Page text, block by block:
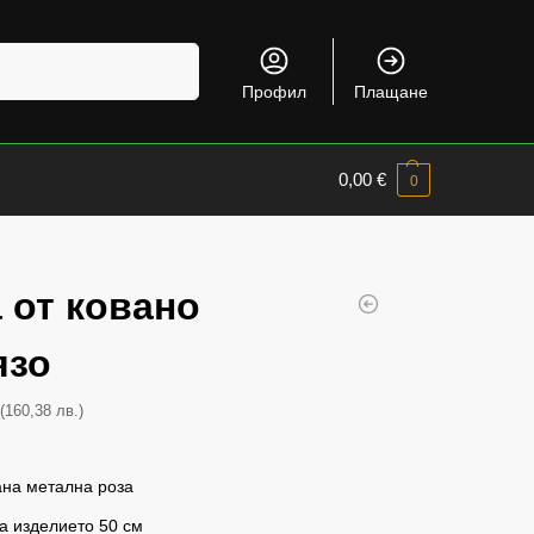
Профил Плащане
0,00 € 0
от ковано
(160,38 лв.)
метална роза
изделието 50 см